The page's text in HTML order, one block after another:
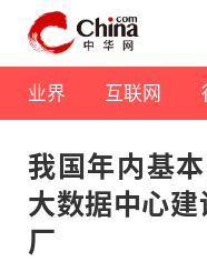
业界 互联网
我国年内基
大数据中心
厂